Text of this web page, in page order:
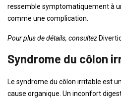
ressemble symptomatiquement à
comme une complication.
Pour plus de détails, consultez
Syndrome du côlon
Le syndrome du côlon irritable est
cause organique. Un inconfort